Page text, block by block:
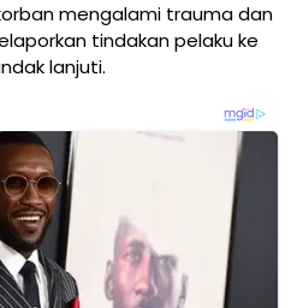
mengalami trauma dan
tindakan pelaku ke
lanjuti.